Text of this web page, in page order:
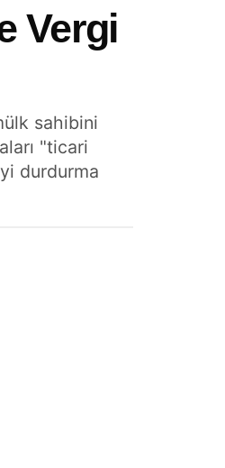
Vergi
sahibini
"ticari
durdurma